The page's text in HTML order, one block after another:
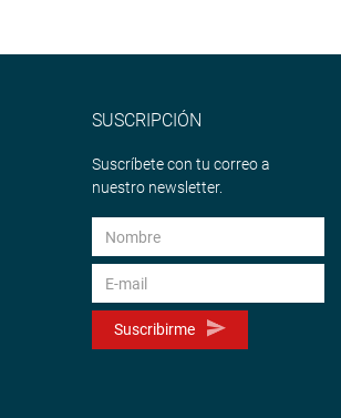
SUSCRIPCIÓN
Suscríbete con tu correo a
nuestro newsletter.
Suscribirme